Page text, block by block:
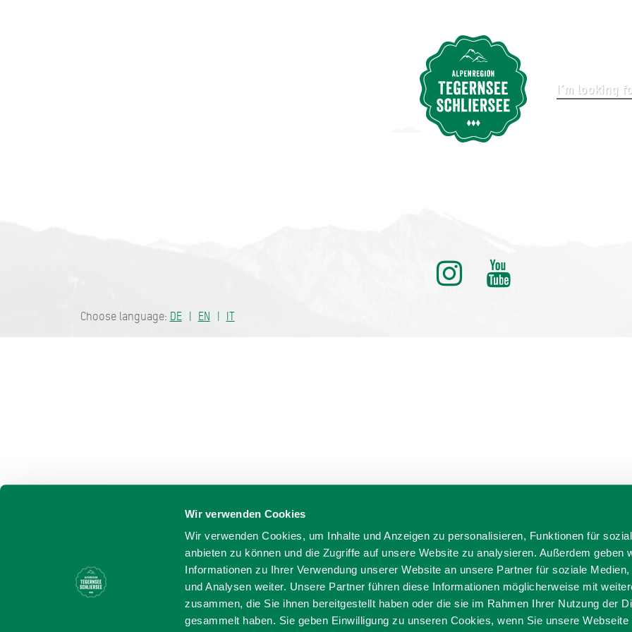
Wir verwenden Cookies
Wir verwenden Cookies, um Inhalte und Anzeigen zu personalisieren, Funktionen für
anbieten zu können und die Zugriffe auf unsere Website zu analysieren. Außerdem geben
Informationen zu Ihrer Verwendung unserer Website an unsere Partner für soziale Medien,
und Analysen weiter. Unsere Partner führen diese Informationen möglicherweise mit
zusammen, die Sie ihnen bereitgestellt haben oder die sie im Rahmen Ihrer Nutzung der
gesammelt haben. Sie geben Einwilligung zu unseren Cookies, wenn Sie unsere Webseite
Choose language: DE EN IT